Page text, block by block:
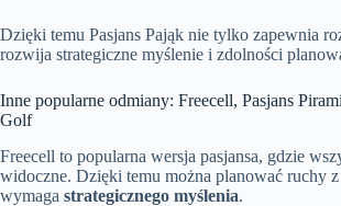
Dzięki temu Pasjans Pająk nie tylko zapewnia
rozwija strategiczne myślenie i zdolności
Inne popularne odmiany: Freecell, Pasjans
Golf
Freecell to popularna wersja pasjansa, gdzie
widoczne. Dzięki temu można planować ruchy
wymaga strategicznego myślenia.